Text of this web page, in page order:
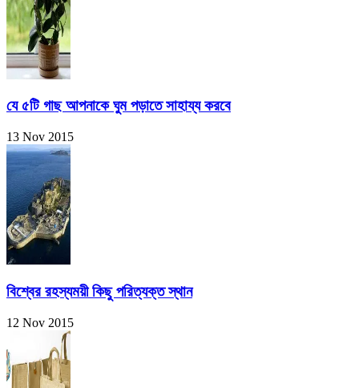
যে ৫টি গাছ আপনাকে ঘুম পড়াতে সাহায্য করবে
13 Nov 2015
বিশ্বের রহস্যময়ী কিছু পরিত্যক্ত স্থান
12 Nov 2015